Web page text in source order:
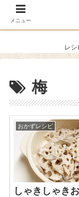
レシ
梅
おかずレシピ
しゃきしゃき
メニュー